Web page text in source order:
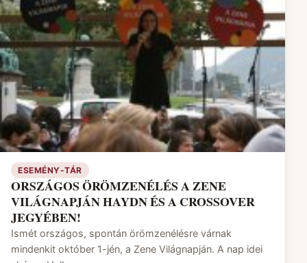
ESEMÉNY-TÁR
ORSZÁGOS ÖRÖMZENÉLÉS A ZENE
VILÁGNAPJÁN HAYDN ÉS A CROSSOVER
JEGYÉBEN!
Ismét országos, spontán örömzenélésre várnak
mindenkit október 1-jén, a Zene Világnapján. A nap idei